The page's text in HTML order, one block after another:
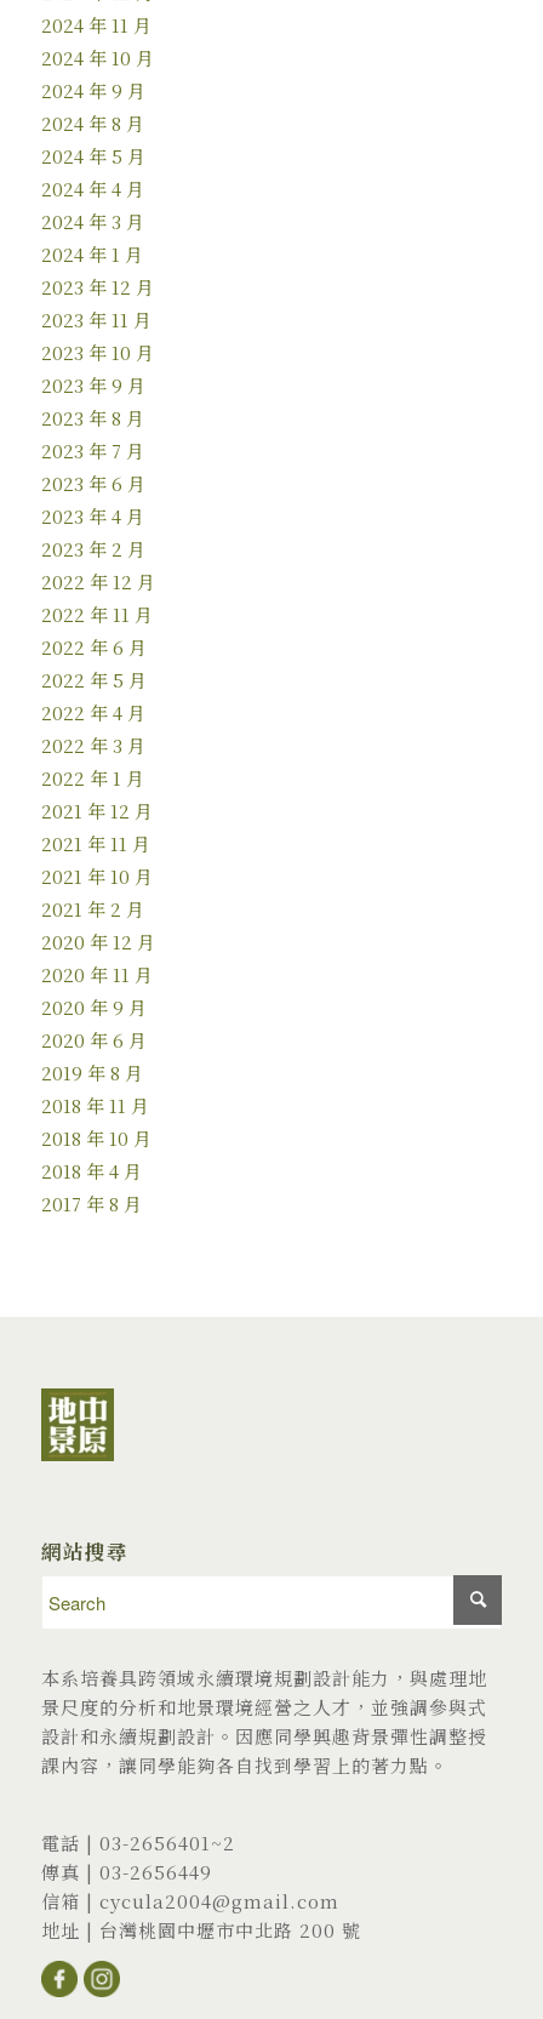
2024 年 11 月
2024 年 10 月
2024 年 9 月
2024 年 8 月
2024 年 5 月
2024 年 4 月
2024 年 3 月
2024 年 1 月
2023 年 12 月
2023 年 11 月
2023 年 10 月
2023 年 9 月
2023 年 8 月
2023 年 7 月
2023 年 6 月
2023 年 4 月
2023 年 2 月
2022 年 12 月
2022 年 11 月
2022 年 6 月
2022 年 5 月
2022 年 4 月
2022 年 3 月
2022 年 1 月
2021 年 12 月
2021 年 11 月
2021 年 10 月
2021 年 2 月
2020 年 12 月
2020 年 11 月
2020 年 9 月
2020 年 6 月
2019 年 8 月
2018 年 11 月
2018 年 10 月
2018 年 4 月
2017 年 8 月
網站搜尋
本系培養具跨領域永續環境規劃設計能力，與處理地
景尺度的分析和地景環境經營之人才，並強調參與式
設計和永續規劃設計。因應同學興趣背景彈性調整授
課內容，讓同學能夠各自找到學習上的著力點。
電話 | 03-2656401~2
傳真 | 03-2656449
信箱 | cycula2004@gmail.com
地址 | 台灣桃園中壢市中北路 200 號